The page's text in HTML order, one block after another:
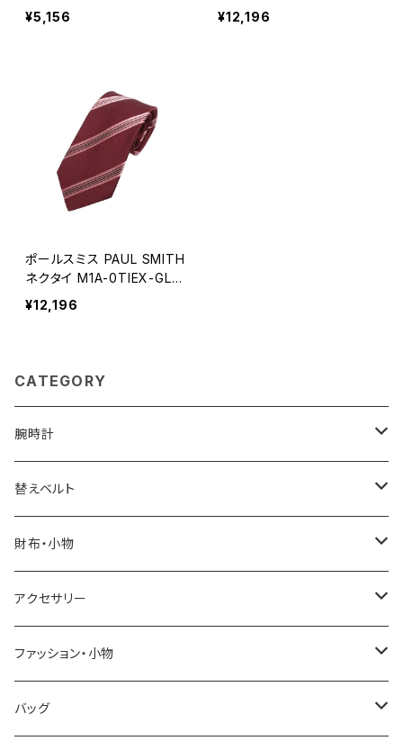
M1A-914C-A3PCKD-79A
-S メンズ ブラック 下着
¥5,156
112-20 メンズ レジメ スト
ライプ ネイビー ネクタイ
¥12,196
ポールスミス PAUL SMITH
ネクタイ M1A-0TIEX-GLU
47-28 メンズ レジメ ストラ
イプ ボルドー ネクタイ
¥12,196
CATEGORY
腕時計
ELGIN
SALVATORE MARRA
CASIO
GRANDEUR
COGU
替えベルト
COACH
DANIEL WELLINGTON
LACOSTE
DIESEL
財布・小物
SONNE
DUCT
TRANSNUMBER
アクセサリー
GUCCI
TIFFANY&CO
ファッション・小物
DAKS
バッグ